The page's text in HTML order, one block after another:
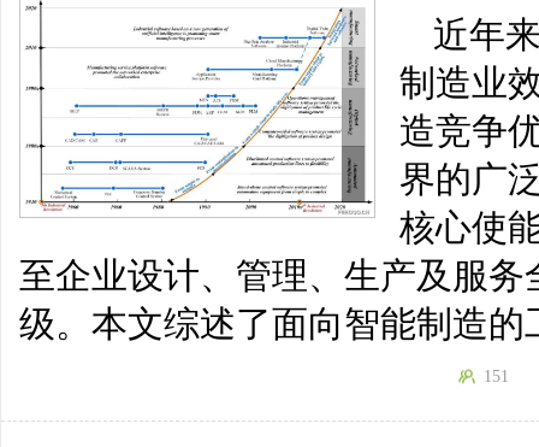
近年
制造业
造竞争
界的广
核心使
至企业设计、管理、生产及服
级。本文综述了面向智能制造
151